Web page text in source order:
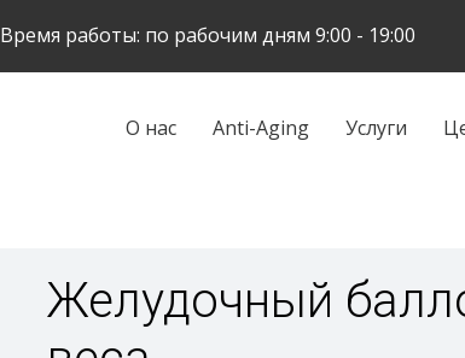
to
main
Время работы: по рабочим дням 9:00 - 19:00
Galvenā
О нас Anti-Aging Услуги
Желудочный